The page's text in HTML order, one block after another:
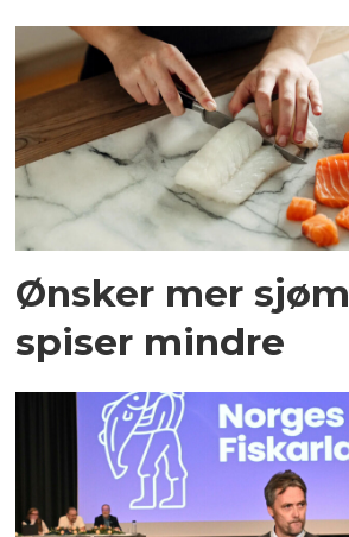
Ønsker mer
spiser mindre